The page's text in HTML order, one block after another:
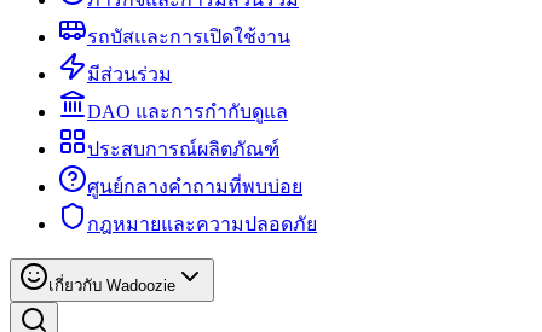
รถบัสและการเปิดใช้งาน
มีส่วนร่วม
DAO และการกำกับดูแล
ประสบการณ์ผลิตภัณฑ์
ศูนย์กลางคำถามที่พบบ่อย
กฎหมายและความปลอดภัย
เกี่ยวกับ Wadoozie